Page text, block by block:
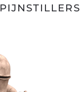
PIJNSTILLERS